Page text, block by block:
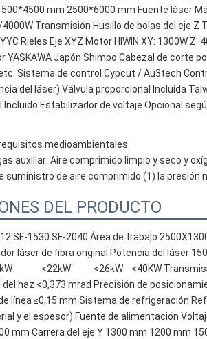
mm 2500*6000 mm Fuente láser
Transmisión Husillo de bolas del eje Z
Rieles Eje XYZ Motor HIWIN XY: 1300W
YASKAWA Japón Shimpo Cabezal de corte
Sistema de control Cypcut / Au3tech
del láser) Válvula proporcional Incluida
Incluido Estabilizador de voltaje Opcional
medioambientales.
auxiliar: Aire comprimido limpio y seco y
suministro de aire comprimido (1) la presión
DEL PRODUCTO
SF-1530 SF-2040 Área de trabajo
láser de fibra original Potencia del láser
<22kW           <26kW    <40KW
haz <0,373 mrad Precisión de
línea ≤0,15 mm Sistema de refrigeración
y el espesor) Fuente de alimentación
mm Carrera del eje Y 1300 mm 1200 mm